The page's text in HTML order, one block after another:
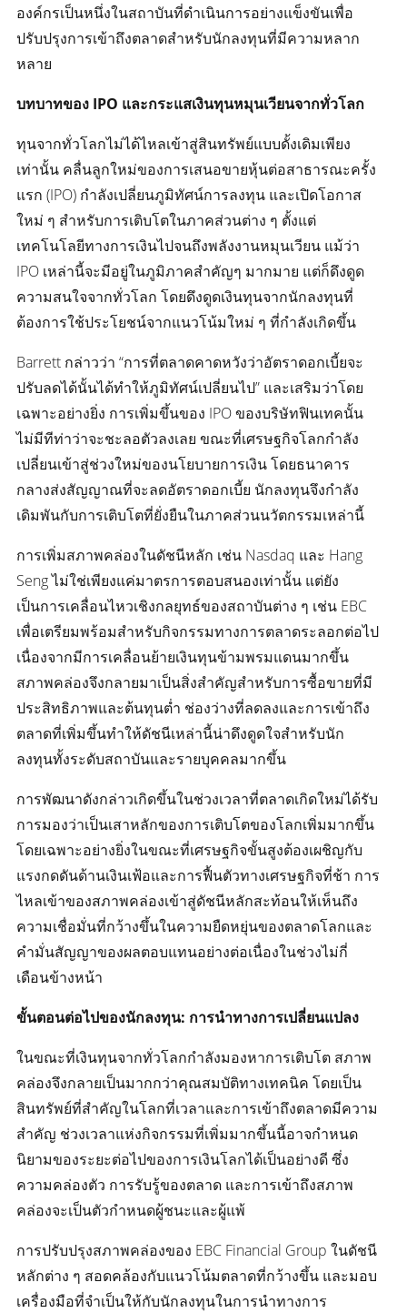
องค์กรเป็นหนึ่งในสถาบันที่ดำเนินการอย่างแข็งขันเพื่อ
ปรับปรุงการเข้าถึงตลาดสำหรับนักลงทุนที่มีความหลาก
หลาย
บทบาทของ IPO และกระแสเงินทุนหมุนเวียนจากทั่วโลก
ทุนจากทั่วโลกไม่ได้ไหลเข้าสู่สินทรัพย์แบบดั้งเดิมเพียง
เท่านั้น คลื่นลูกใหม่ของการเสนอขายหุ้นต่อสาธารณะครั้ง
แรก (IPO) กำลังเปลี่ยนภูมิทัศน์การลงทุน และเปิดโอกาส
ใหม่ ๆ สำหรับการเติบโตในภาคส่วนต่าง ๆ ตั้งแต่
เทคโนโลยีทางการเงินไปจนถึงพลังงานหมุนเวียน แม้ว่า
IPO เหล่านี้จะมีอยู่ในภูมิภาคสำคัญๆ มากมาย แต่ก็ดึงดูด
ความสนใจจากทั่วโลก โดยดึงดูดเงินทุนจากนักลงทุนที่
ต้องการใช้ประโยชน์จากแนวโน้มใหม่ ๆ ที่กำลังเกิดขึ้น
Barrett กล่าวว่า “การที่ตลาดคาดหวังว่าอัตราดอกเบี้ยจะ
ปรับลดได้นั้นได้ทำให้ภูมิทัศน์เปลี่ยนไป” และเสริมว่าโดย
เฉพาะอย่างยิ่ง การเพิ่มขึ้นของ IPO ของบริษัทฟินเทคนั้น
ไม่มีทีท่าว่าจะชะลอตัวลงเลย ขณะที่เศรษฐกิจโลกกำลัง
เปลี่ยนเข้าสู่ช่วงใหม่ของนโยบายการเงิน โดยธนาคาร
กลางส่งสัญญาณที่จะลดอัตราดอกเบี้ย นักลงทุนจึงกำลัง
เดิมพันกับการเติบโตที่ยั่งยืนในภาคส่วนนวัตกรรมเหล่านี้
การเพิ่มสภาพคล่องในดัชนีหลัก เช่น Nasdaq และ Hang
Seng ไม่ใช่เพียงแค่มาตรการตอบสนองเท่านั้น แต่ยัง
เป็นการเคลื่อนไหวเชิงกลยุทธ์ของสถาบันต่าง ๆ เช่น EBC
เพื่อเตรียมพร้อมสำหรับกิจกรรมทางการตลาดระลอกต่อไป
เนื่องจากมีการเคลื่อนย้ายเงินทุนข้ามพรมแดนมากขึ้น
สภาพคล่องจึงกลายมาเป็นสิ่งสำคัญสำหรับการซื้อขายที่มี
ประสิทธิภาพและต้นทุนต่ำ ช่องว่างที่ลดลงและการเข้าถึง
ตลาดที่เพิ่มขึ้นทำให้ดัชนีเหล่านี้น่าดึงดูดใจสำหรับนัก
ลงทุนทั้งระดับสถาบันและรายบุคคลมากขึ้น
การพัฒนาดังกล่าวเกิดขึ้นในช่วงเวลาที่ตลาดเกิดใหม่ได้รับ
การมองว่าเป็นเสาหลักของการเติบโตของโลกเพิ่มมากขึ้น
โดยเฉพาะอย่างยิ่งในขณะที่เศรษฐกิจขั้นสูงต้องเผชิญกับ
แรงกดดันด้านเงินเฟ้อและการฟื้นตัวทางเศรษฐกิจที่ช้า การ
ไหลเข้าของสภาพคล่องเข้าสู่ดัชนีหลักสะท้อนให้เห็นถึง
ความเชื่อมั่นที่กว้างขึ้นในความยืดหยุ่นของตลาดโลกและ
คำมั่นสัญญาของผลตอบแทนอย่างต่อเนื่องในช่วงไม่กี่
เดือนข้างหน้า
ขั้นตอนต่อไปของนักลงทุน: การนำทางการเปลี่ยนแปลง
ในขณะที่เงินทุนจากทั่วโลกกำลังมองหาการเติบโต สภาพ
คล่องจึงกลายเป็นมากกว่าคุณสมบัติทางเทคนิค โดยเป็น
สินทรัพย์ที่สำคัญในโลกที่เวลาและการเข้าถึงตลาดมีความ
สำคัญ ช่วงเวลาแห่งกิจกรรมที่เพิ่มมากขึ้นนี้อาจกำหนด
นิยามของระยะต่อไปของการเงินโลกได้เป็นอย่างดี ซึ่ง
ความคล่องตัว การรับรู้ของตลาด และการเข้าถึงสภาพ
คล่องจะเป็นตัวกำหนดผู้ชนะและผู้แพ้
การปรับปรุงสภาพคล่องของ EBC Financial Group ในดัชนี
หลักต่าง ๆ สอดคล้องกับแนวโน้มตลาดที่กว้างขึ้น และมอบ
เครื่องมือที่จำเป็นให้กับนักลงทุนในการนำทางการ